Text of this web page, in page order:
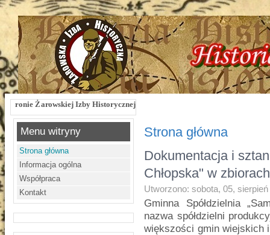
Izby Historycznej !!! Żarowska Izba Historyczna, ul. Dworcowa 3 !!! e-
Menu witryny
Strona główna
Informacja ogólna
Współpraca
Kontakt
Strona główna
Dokumentacja i
Chłopska" w
Utworzono: sobota, 05,
Gminna Spółdzielnia
nazwa spółdzielni
większości gmin wiejskich